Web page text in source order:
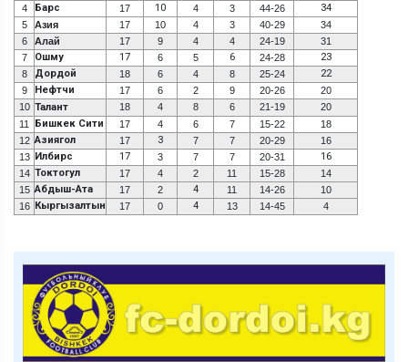
4 Барс 17 10 4 3 44-26 34
5 Азия 17 10 4 3 40-29
34
6
Алай 17 9 4 4 24-19
31
7
Ошму 17 6 5 6 24-28 23
8 Дордой 18 6 4 8 25-24 22
9 Нефтчи 17 6 2 9 20-26
20
10 Талант 18 4 8 6 21-19
20
11
Бишкек Сити 17 4 6 7 15-22
18
12 Азиягол 17 3 7 7 20-29
16
13 Илбирс 17 3 7 7 20-31 16
14 Токтогул 17 4 2 11 15-28
14
15 Абдыш-Ата 17 2 4 11 14-26
10
16 Кыргызалтын 17 0 4 13 14-45 4